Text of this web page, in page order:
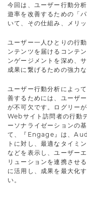
今回は、ユーザー行動分
遊率を改善するための「
いて、その仕組み、メリ
ユーザー一人ひとりの行
ンテンツを届けるコンテ
ンゲージメントを深め、
成果に繋げるための強力な
ユーザー行動分析によっ
善するためには、ユーザ
が不可欠です。ログリー
Webサイト訪問者の行動
ーソナライゼーションの
て、『Engage』は、
トに対し、最適なタイミ
などを表示し、ユーザー
リューションを連携させ
に活用し、成果を最大化
い。